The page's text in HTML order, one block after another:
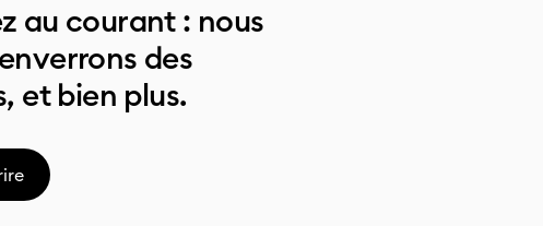
au courant : nous
des
et bien plus.